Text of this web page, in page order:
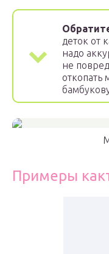
деток от
надо
не
откопать
Примеры